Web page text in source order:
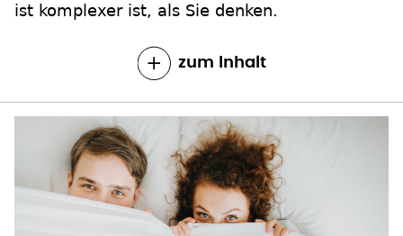
ist komplexer ist, als Sie denken.
zum Inhalt